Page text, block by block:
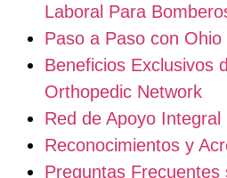
Laboral Para
Paso a Paso con
Beneficios Exclusivos
Orthopedic Network
Red de Apoyo Integral
Reconocimientos y
Preguntas Frecuentes